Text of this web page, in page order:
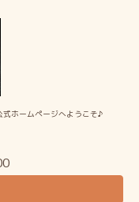
ホームページへようこそ♪